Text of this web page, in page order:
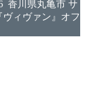
香川県丸亀市 サ
ィヴァン』オフ